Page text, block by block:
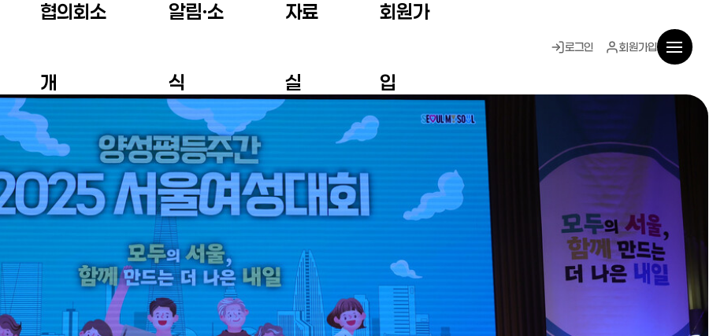
협의회소
개
알림ㆍ소
식
자료
실
회원가
입
로그인 회원가입